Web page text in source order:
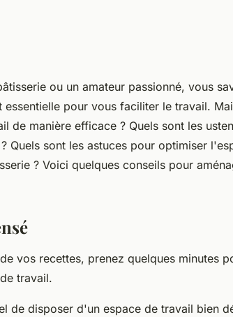
ou un amateur passionné, vous
pour vous faciliter le travail.
de manière efficace ? Quels sont les
Quels sont les astuces pour optimiser
? Voici quelques conseils pour
vos recettes, prenez quelques minutes
travail.
de disposer d'un espace de travail bien